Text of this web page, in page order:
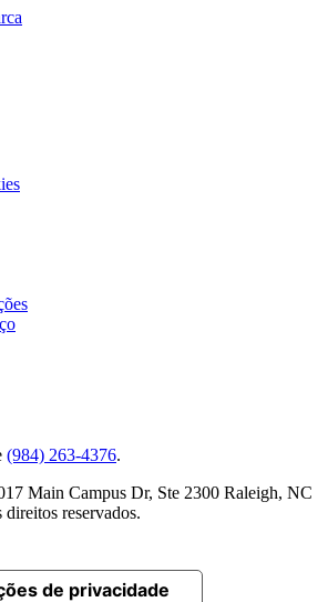
(984) 263-4376.
Main Campus Dr, Ste 2300 Raleigh, NC
reservados.
de privacidade